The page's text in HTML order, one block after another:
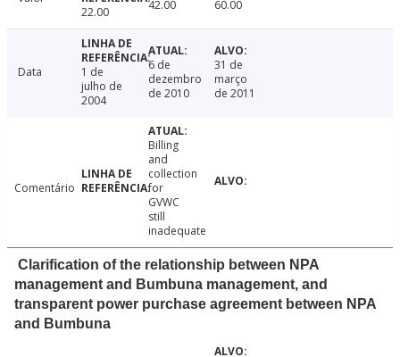
22.00
42.00 60.00
Data
1 de
julho de
2004
6 de
dezembro
de 2010
31 de
março
de 2011
Comentário
Billing
and
collection
for
GVWC
still
inadequate
Clarification of the relationship between NPA
management and Bumbuna management, and
transparent power purchase agreement between NPA
and Bumbuna